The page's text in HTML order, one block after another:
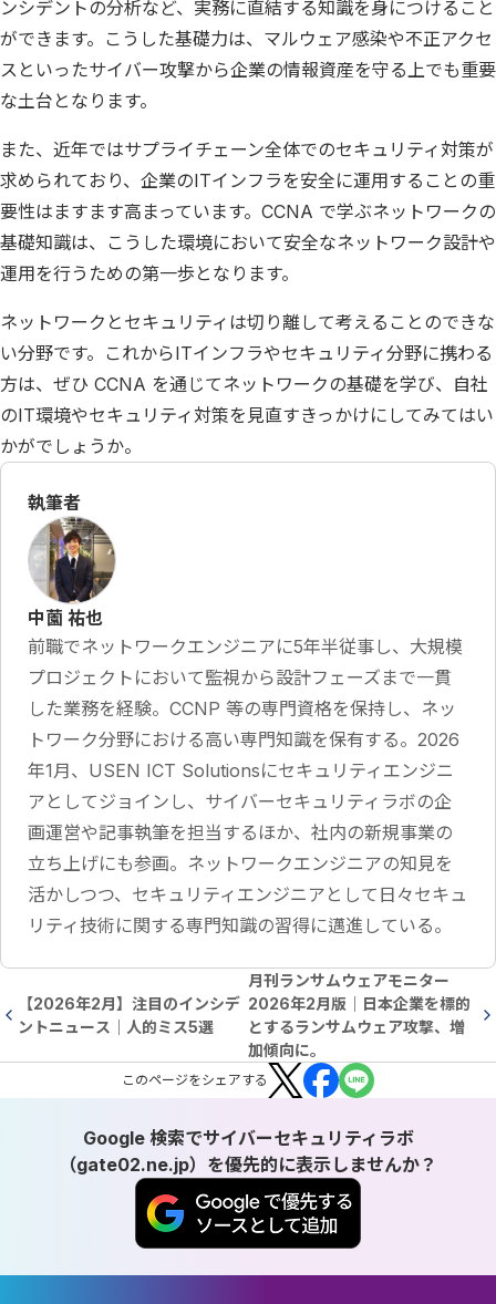
ンシデントの分析など、実務に直結する知識を身につけること
ができます。こうした基礎力は、マルウェア感染や不正アクセ
スといったサイバー攻撃から企業の情報資産を守る上でも重要
な土台となります。
また、近年ではサプライチェーン全体でのセキュリティ対策が
求められており、企業のITインフラを安全に運用することの重
要性はますます高まっています。CCNA で学ぶネットワークの
基礎知識は、こうした環境において安全なネットワーク設計や
運用を行うための第一歩となります。
ネットワークとセキュリティは切り離して考えることのできな
い分野です。これからITインフラやセキュリティ分野に携わる
方は、ぜひ CCNA を通じてネットワークの基礎を学び、自社
のIT環境やセキュリティ対策を見直すきっかけにしてみてはい
かがでしょうか。
執筆者
中薗 祐也
前職でネットワークエンジニアに5年半従事し、大規模
プロジェクトにおいて監視から設計フェーズまで一貫
した業務を経験。CCNP 等の専門資格を保持し、ネッ
トワーク分野における高い専門知識を保有する。2026
年1月、USEN ICT Solutionsにセキュリティエンジニ
アとしてジョインし、サイバーセキュリティラボの企
画運営や記事執筆を担当するほか、社内の新規事業の
立ち上げにも参画。ネットワークエンジニアの知見を
活かしつつ、セキュリティエンジニアとして日々セキュ
リティ技術に関する専門知識の習得に邁進している。
【2026年2月】注目のインシデ
ントニュース｜人的ミス5選
月刊ランサムウェアモニター
2026年2月版｜日本企業を標的
とするランサムウェア攻撃、増
加傾向に。
このページをシェアする
Google 検索でサイバーセキュリティラボ
（gate02.ne.jp）を優先的に表示しませんか？